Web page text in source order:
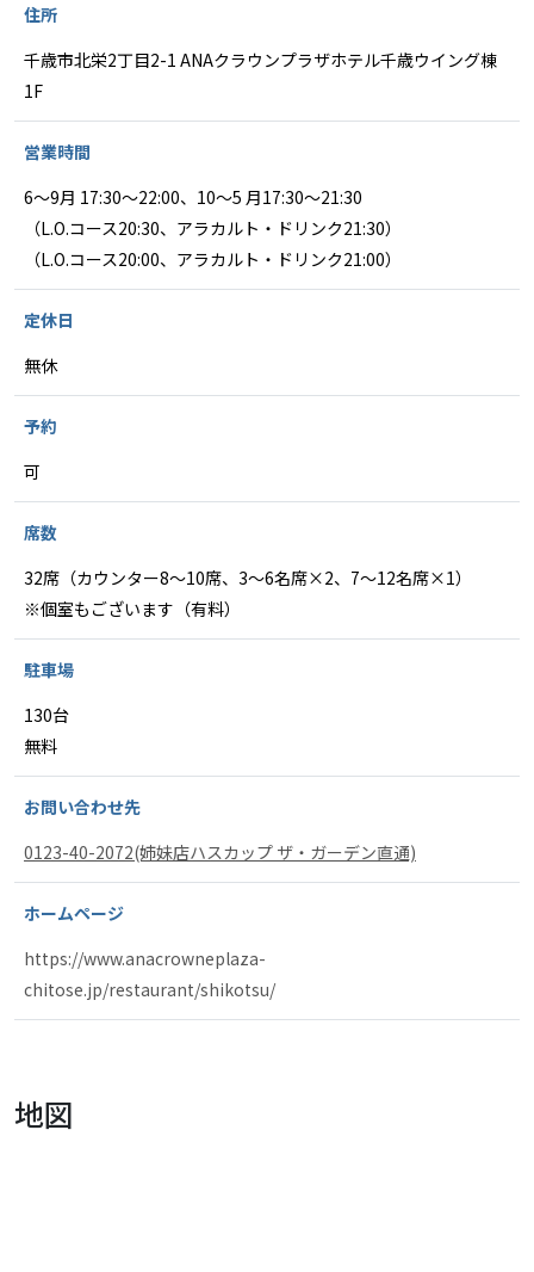
住所
千歳市北栄2丁目2-1 ANAクラウンプラザホテル千歳ウイング棟
1F
営業時間
6～9月 17:30～22:00、10～5 月17:30～21:30
（L.O.コース20:30、アラカルト・ドリンク21:30）
（L.O.コース20:00、アラカルト・ドリンク21:00）
定休日
無休
予約
可
席数
32席（カウンター8～10席、3～6名席×2、7～12名席×1）
※個室もございます（有料）
駐車場
130台
無料
お問い合わせ先
0123-40-2072(姉妹店ハスカップ ザ・ガーデン直通)
ホームページ
https://www.anacrowneplaza-
chitose.jp/restaurant/shikotsu/
地図